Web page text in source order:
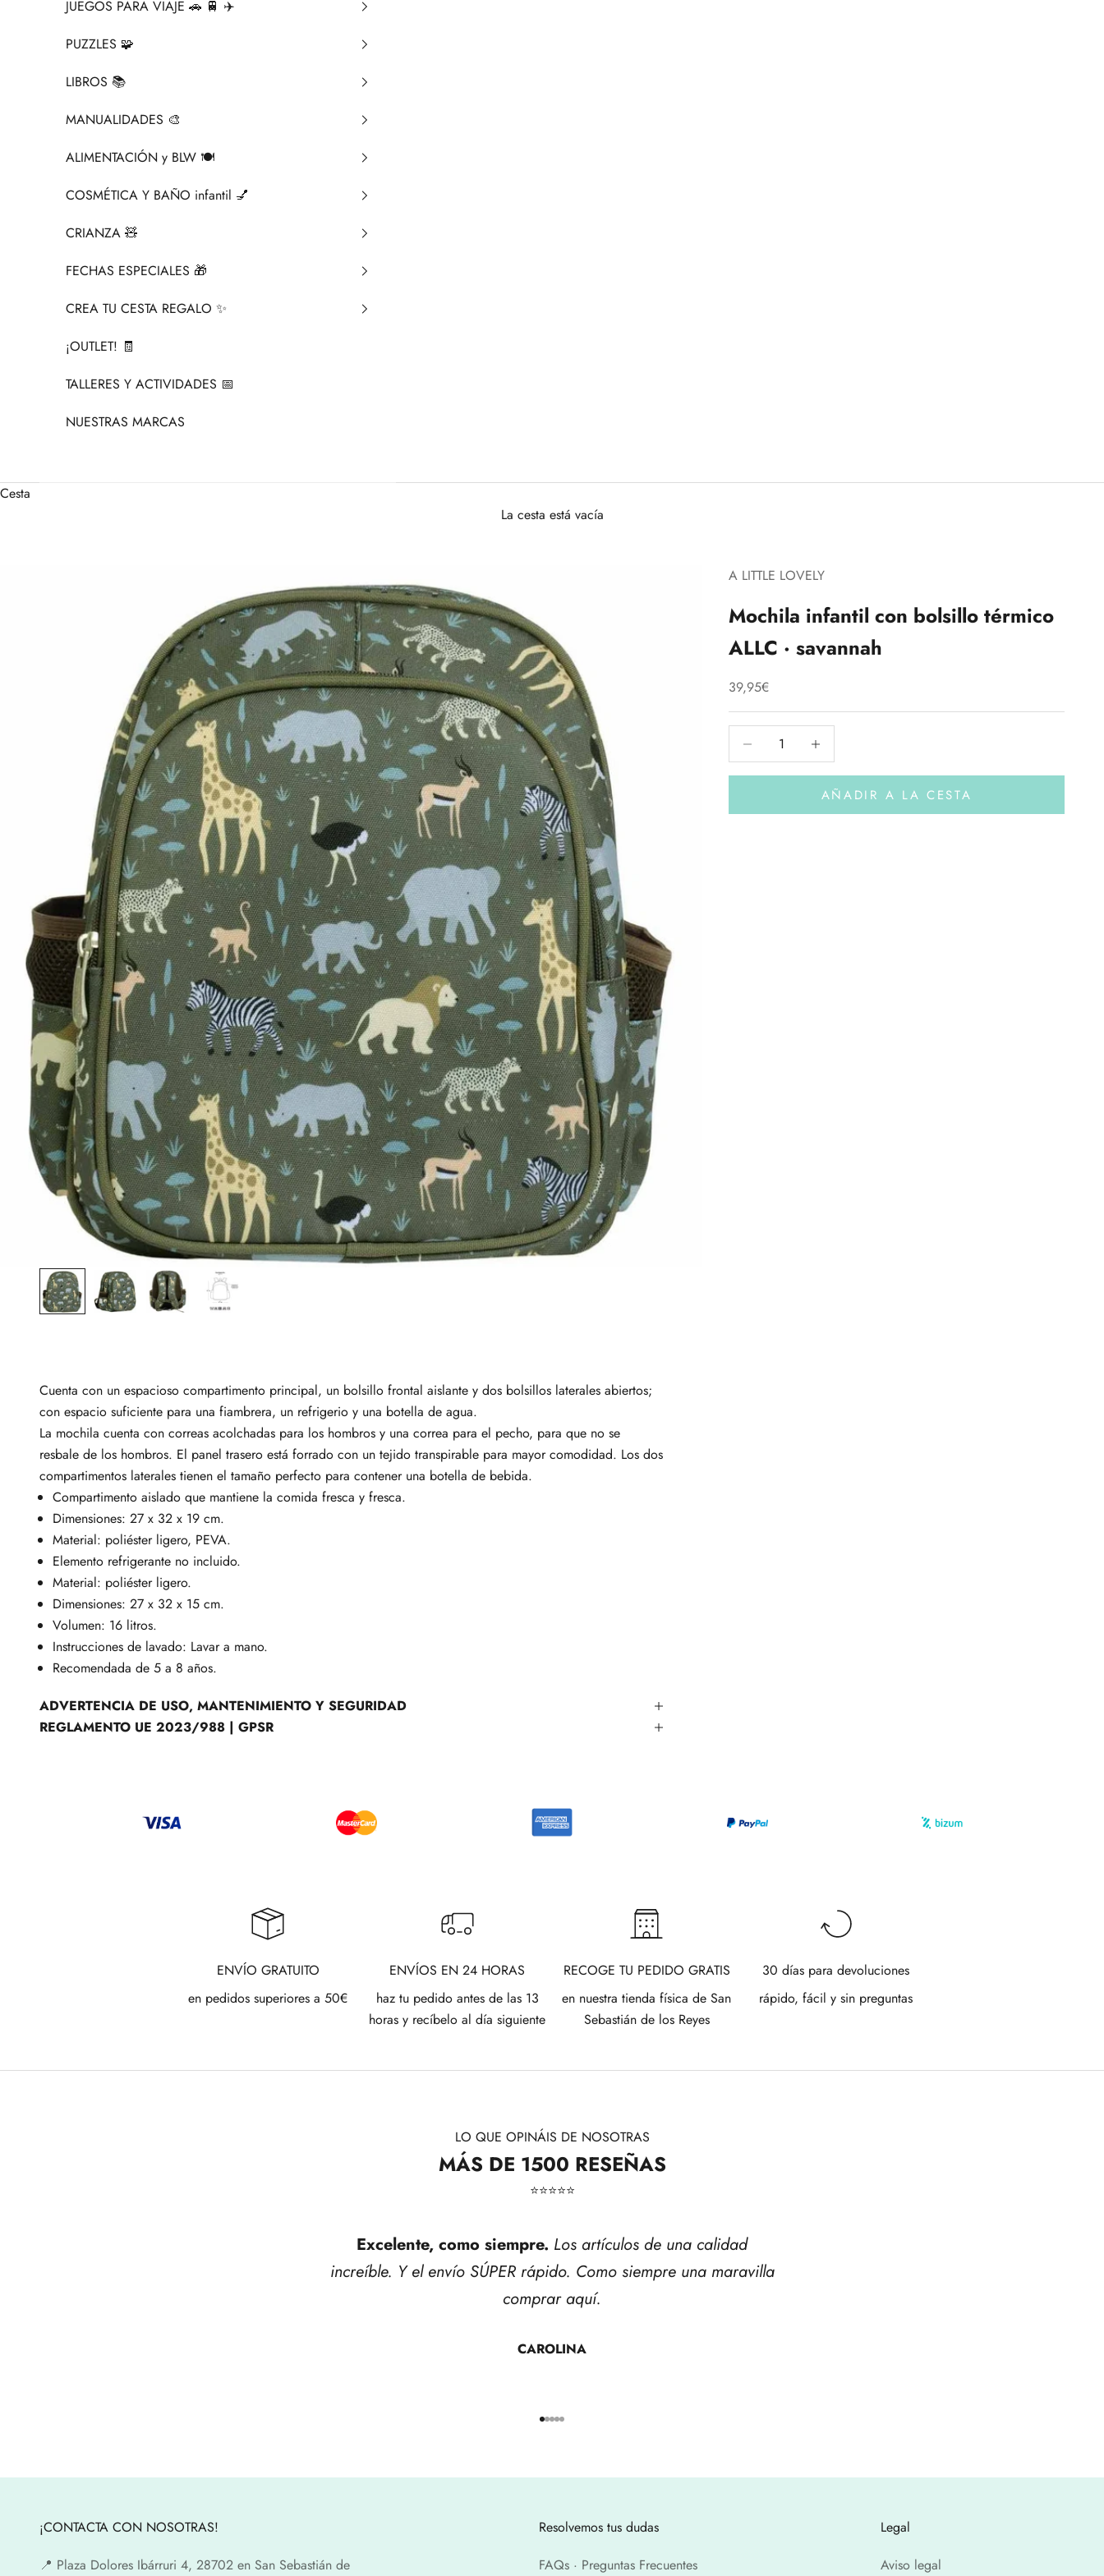
JUEGOS PARA VIAJE 🚗 🚆 ✈️
PUZZLES 🧩
LIBROS 📚​
MANUALIDADES 🎨​
ALIMENTACIÓN y BLW 🍽️
COSMÉTICA Y BAÑO infantil 💅
CRIANZA ​🧸​
FECHAS ESPECIALES 🎁
CREA TU CESTA REGALO ✨
¡OUTLET! 🧾
TALLERES Y ACTIVIDADES 📅
NUESTRAS MARCAS
Cesta
La cesta está vacía
A LITTLE LOVELY
Mochila infantil con bolsillo térmico
ALLC · savannah
Precio de oferta
39,95€
Reducir cantidadAumentar cantidad
AÑADIR A LA CESTA
Cuenta con un espacioso compartimento principal, un bolsillo frontal aislante y dos bolsillos laterales abiertos;
con espacio suficiente para una fiambrera, un refrigerio y una botella de agua.
La mochila cuenta con correas acolchadas para los hombros y una correa para el pecho, para que no se
resbale de los hombros. El panel trasero está forrado con un tejido transpirable para mayor comodidad. Los dos
compartimentos laterales tienen el tamaño perfecto para contener una botella de bebida.
Compartimento aislado que mantiene la comida fresca y fresca.
Dimensiones: 27 x 32 x 19 cm.
Material: poliéster ligero, PEVA.
Elemento refrigerante no incluido.
Material: poliéster ligero.
Dimensiones: 27 x 32 x 15 cm.
Volumen: 16 litros.
Instrucciones de lavado: Lavar a mano.
Recomendada de 5 a 8 años.
ADVERTENCIA DE USO, MANTENIMIENTO Y SEGURIDAD
REGLAMENTO UE 2023/988 | GPSR
ENVÍO GRATUITO
en pedidos superiores a 50€
ENVÍOS EN 24 HORAS
haz tu pedido antes de las 13
horas y recíbelo al día siguiente
RECOGE TU PEDIDO GRATIS
en nuestra tienda física de San
Sebastián de los Reyes
30 días para devoluciones
rápido, fácil y sin preguntas
LO QUE OPINÁIS DE NOSOTRAS
MÁS DE 1500 RESEÑAS
⭐​⭐​⭐​⭐​⭐​
Excelente, como siempre. Los artículos de una calidad
increíble. Y el envío SÚPER rápido. Como siempre una maravilla
comprar aquí.
CAROLINA
Ir al artículo 1
Ir al artículo 2
Ir al artículo 3
Ir al artículo 4
Ir al artículo 5
¡CONTACTA CON NOSOTRAS!
📍​ Plaza Dolores Ibárruri 4, 28702 en San Sebastián de
Resolvemos tus dudas
FAQs · Preguntas Frecuentes
Legal
Aviso legal